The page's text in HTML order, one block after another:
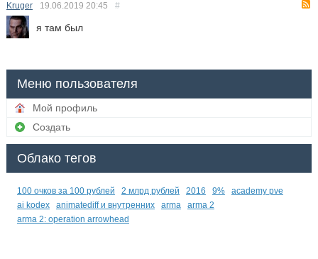
Kruger 19.06.2019 20:45 #
я там был
Меню пользователя
Мой профиль
Создать
Облако тегов
100 очков за 100 рублей 2 млрд рублей 2016 9%
academy pve
ai kodex
animatediff и внутренних arma
arma 2
arma 2: operation arrowhead